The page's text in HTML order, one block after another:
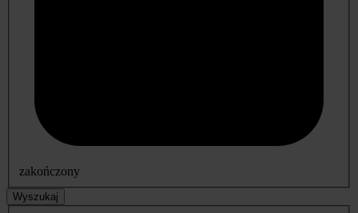
zakończony
Wyszukaj